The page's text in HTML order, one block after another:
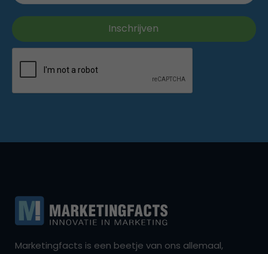
Marketingfacts is een beetje van ons allemaal,